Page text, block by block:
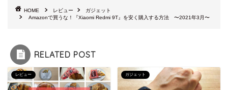
HOME レビュー
ガジェット
Amazonで買うな！『Xiaomi Redmi 9T』を安く購入する方法 〜2021年3月〜
RELATED POST
レビュー ガジェット